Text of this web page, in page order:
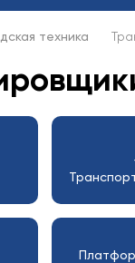
техника